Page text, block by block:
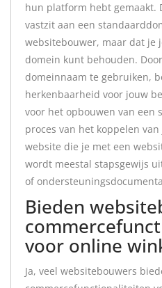
hun platform hebt gemaakt.
vastzit aan een
websitebouwer, maar dat je
domein kunt behouden.
domeinnaam te gebruiken,
herkenbaarheid voor jouw
voor het opbouwen van een
proces van het koppelen
website die je met een
wordt meestal stapsgewijs
of
Bieden
voor online
Ja, veel websitebouwers